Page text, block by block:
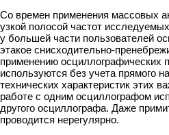
Со времен применения массовых
узкой полосой частот
у большей части пользователей
этакое снисходительно-
применению осциллографических
используются без учета прямого
технических характеристик этих
работе с одним осциллографом
другого осциллографа. Даже
проводится нерегулярно.